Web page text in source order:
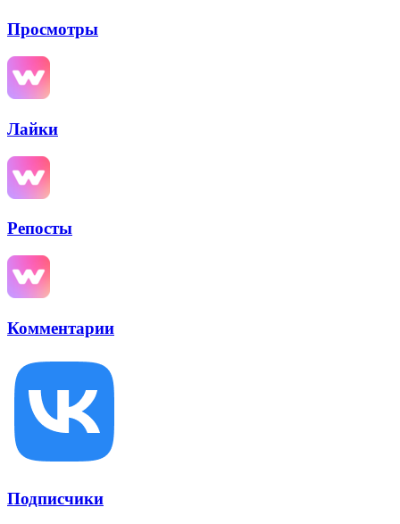
Просмотры
Лайки
Репосты
Комментарии
Подписчики